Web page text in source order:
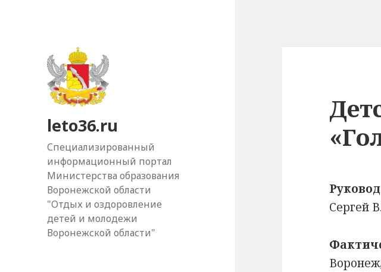
leto36.ru
Специализированный
информационный портал
Министерства образования
Воронежской области
"Отдых и оздоровление
детей и молодежи
Воронежской области"
Сергей